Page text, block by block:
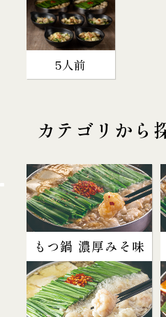
5人前
カテゴリから
もつ鍋 濃厚みそ味